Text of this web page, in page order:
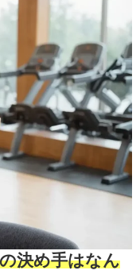
決め手はなん